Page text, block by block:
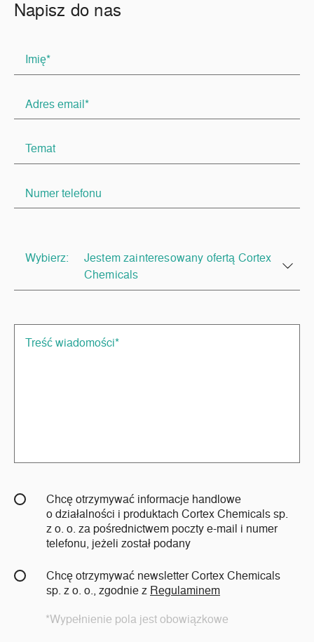
Napisz do nas
Wybierz:
Jestem zainteresowany ofertą Cortex
Chemicals
Chcę otrzymywać informacje handlowe
o działalności i produktach Cortex Chemicals sp.
z o. o. za pośrednictwem poczty e-mail i numer
telefonu, jeżeli został podany
Chcę otrzymywać newsletter Cortex Chemicals
sp. z o. o., zgodnie z Regulaminem
*Wypełnienie pola jest obowiązkowe